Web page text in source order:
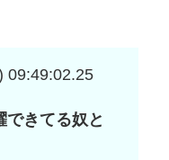
09:49:02.25
できてる奴と